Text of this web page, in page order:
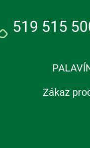
519 515
Zákaz